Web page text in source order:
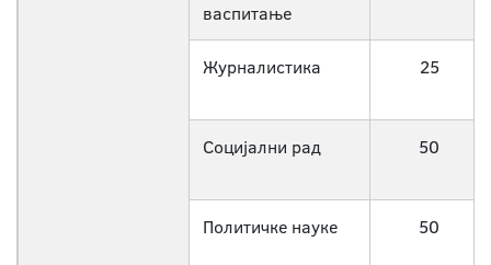
васпитање
Журналистика 25
Социјални рад 50
Политичке науке 50